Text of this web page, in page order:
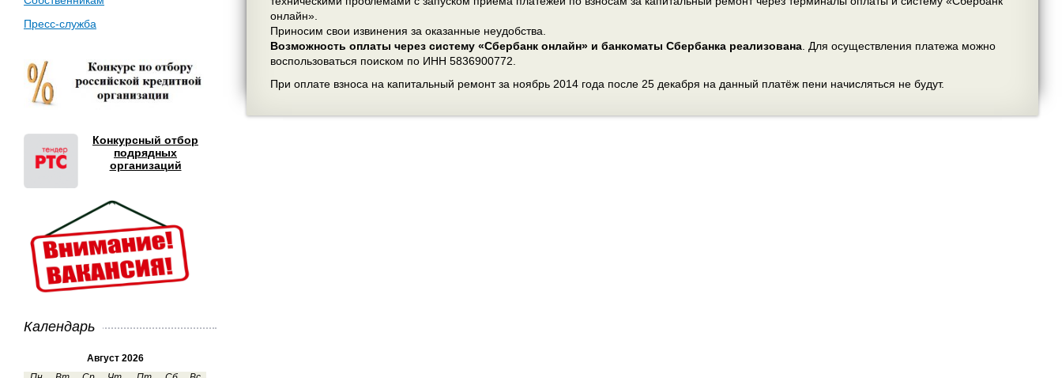
Пресс-служба
Конкурсный отбор
подрядных
организаций
Календарь
Август 2026
онлайн».
Приносим свои извинения за оказанные неудобства.
Возможность оплаты через систему «Сбербанк онлайн» и банкоматы Сбербанка реализована . Для осуществления платежа можно
воспользоваться поиском по ИНН 5836900772.
При оплате взноса на капитальный ремонт за ноябрь 2014 года после 25 декабря на данный платёж пени начисляться не будут.